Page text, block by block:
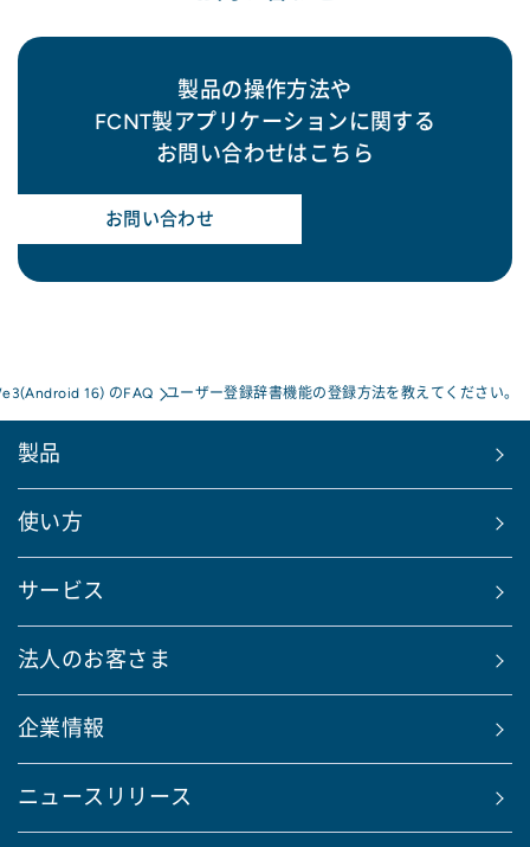
製品の操作方法や
FCNT製アプリケーションに関する
お問い合わせはこちら
お問い合わせ
16) のFAQ ユーザー登録辞書機能の登録方法を教えてください。
製品
使い方
サービス
法人のお客さま
企業情報
ニュースリリース